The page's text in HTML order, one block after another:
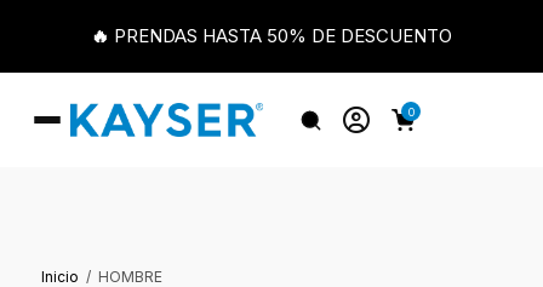
🔥 PRENDAS HASTA 50% DE DESCUENTO
0
Inicio HOMBRE